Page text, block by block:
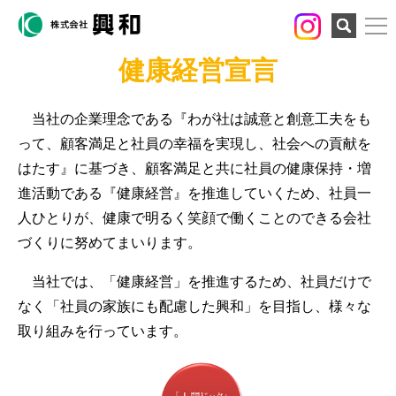
健康経営宣言
当社の企業理念である『わが社は誠意と創意工夫をも
って、顧客満足と社員の幸福を実現し、社会への貢献を
はたす』に基づき、顧客満足と共に社員の健康保持・増
進活動である『健康経営』を推進していくため、社員一
人ひとりが、健康で明るく笑顔で働くことのできる会社
づくりに努めてまいります。
当社では、「健康経営」を推進するため、社員だけで
なく「社員の家族にも配慮した興和」を目指し、様々な
取り組みを行っています。